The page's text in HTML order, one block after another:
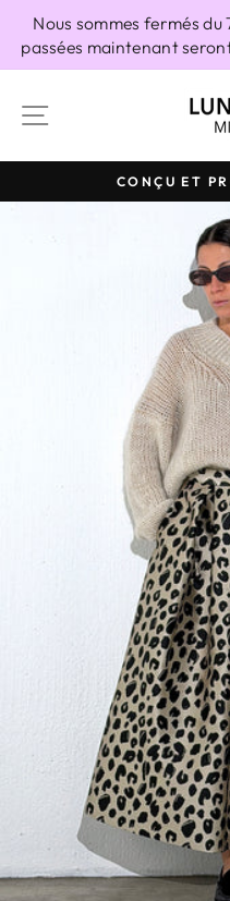
contenu
Nous sommes fermés du
passées maintenant
CONÇU ET